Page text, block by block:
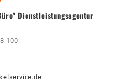
Dienstleistungsagentur
100